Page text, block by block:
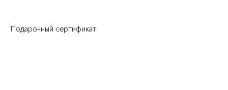
Подарочный сертификат